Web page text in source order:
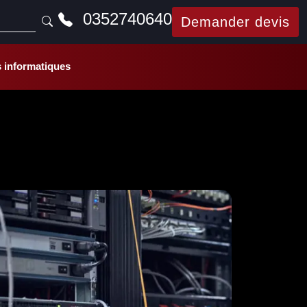
0352740640 demander devis
informatiques